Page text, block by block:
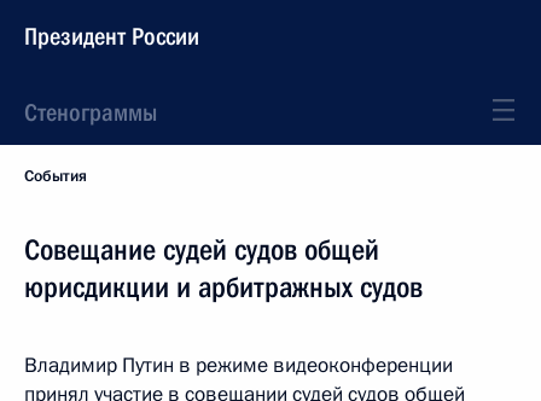
Президент России
Стенограммы
События
Совещание судей судов общей
юрисдикции и арбитражных судов
Владимир Путин в режиме видеоконференции
принял участие в совещании судей судов общей